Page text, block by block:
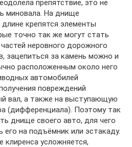
препятствие, это не
миновала. На днище
крепятся элементы
точно так же могут стать
неровного дорожного
зацепиться за камень можно и
расположенным около него
автомобилей
повреждений
вал, а также на выступающую
(дифференциала). Поэтому так
днище своего авто, для чего
его на подъёмник или эстакаду.
клиренса усложняется,